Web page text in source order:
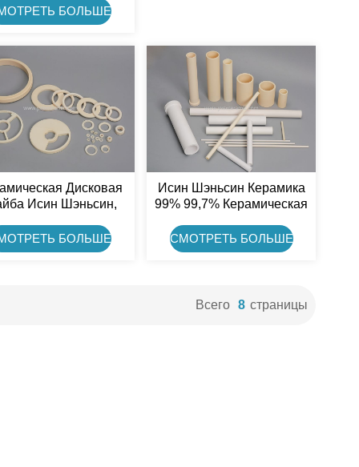
Пластина
Изоляции Шкива
БОЛЬШЕ
Дисковая
Исин Шэньсин,
Для Насоса
БОЛЬШЕ
Исин Шэньсин Керамика
99% 99,7% Керамическая
Al2O3
СМОТРЕТЬ БОЛЬШЕ
Всего 8 Страницы